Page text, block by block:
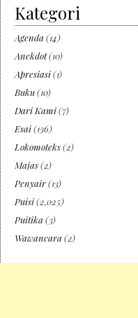
Kategori
Agenda (14)
Anekdot(10)
Apresiasi(1)
Buku(10)
Dari Kami(7)
Esai(136)
Lokomoteks(2)
Majas(2)
Penyair(13)
Puisi(2,025)
Puitika (3)
Wawancara (2)